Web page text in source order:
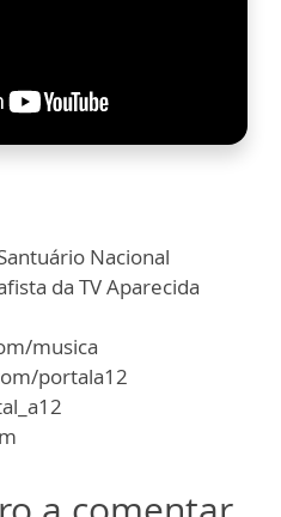
Nacional
da TV Aparecida
musica
portala12